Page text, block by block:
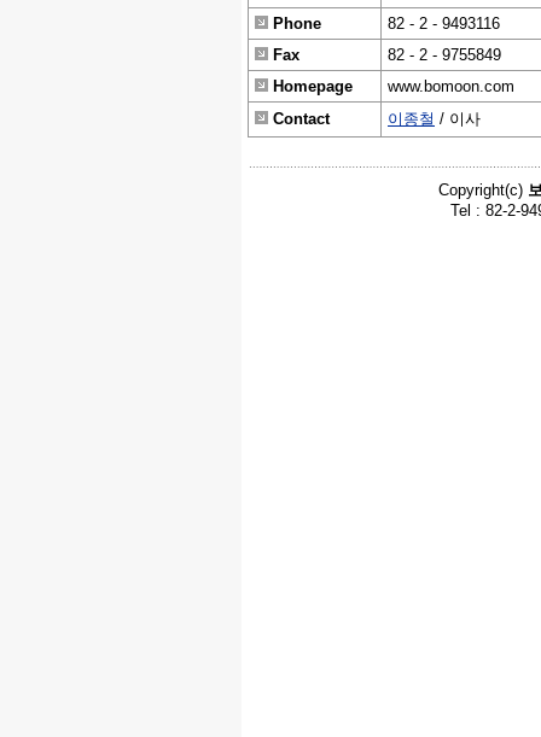
Phone
82 - 2 - 9493116
Fax
82 - 2 - 9755849
Homepage
www.bomoon.com
Contact
이종철 / 이사
Copyright(c)
Tel : 82-2-